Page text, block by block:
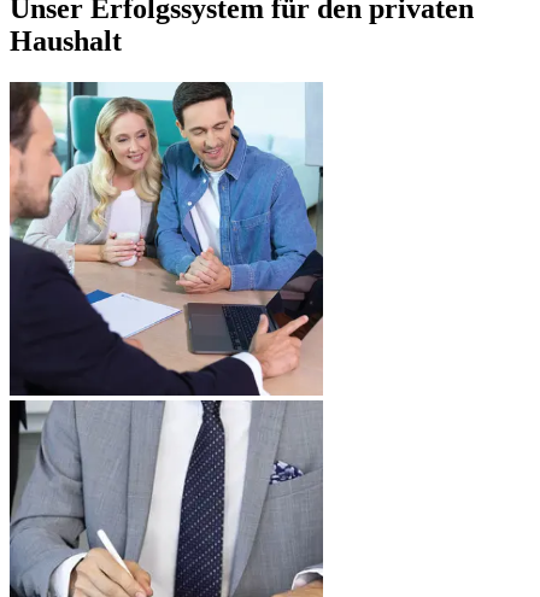
Unser Erfolgssystem für den privaten
Haushalt